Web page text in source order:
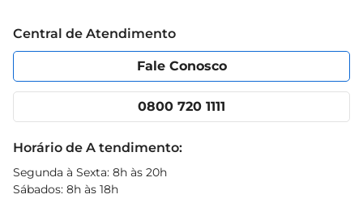
garante que cada vez que utilizar, a pimenta trará
todo seu sabor e aroma, elevando suas receitas a
um novo patamar.
Política de Privacidade
Portal do fornecedor
Cencosud Media
Código de Ética
App Prezunic
Central de Atendimento
Fale Conosco
0800 720 1111
Horário de A tendimento:
Segunda à Sexta: 8h às 20h
Sábados: 8h às 18h